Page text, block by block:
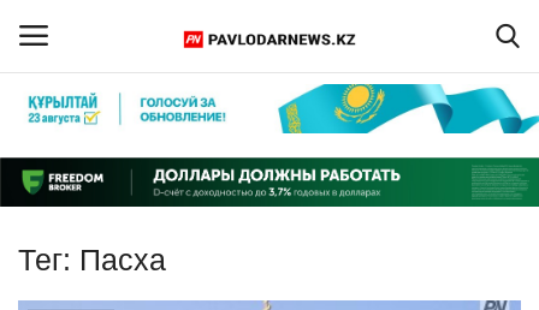
Регистрация
Главная
Обратная связь
Тег: Пасха